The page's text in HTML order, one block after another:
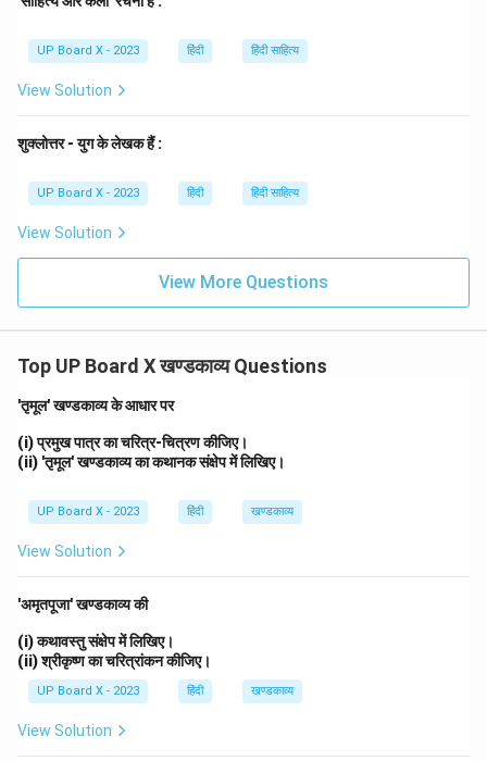
UP Board X - 2023 हिंदी हिंदी साहित्य
View Solution
शुक्लोत्तर - युग के लेखक हैं :
UP Board X - 2023 हिंदी हिंदी साहित्य
View Solution
View More Questions
Top UP Board X खण्डकाव्य Questions
'तृमूल' खण्डकाव्य के आधार पर
(i) प्रमुख पात्र का चरित्र-चित्रण कीजिए।
(ii) 'तृमूल' खण्डकाव्य का कथानक संक्षेप में लिखिए।
UP Board X - 2023 हिंदी खण्डकाव्य
View Solution
'अमृतपूजा' खण्डकाव्य की
(i) कथावस्तु संक्षेप में लिखिए।
(ii) श्रीकृष्ण का चरित्रांकन कीजिए।
UP Board X - 2023 हिंदी खण्डकाव्य
View Solution